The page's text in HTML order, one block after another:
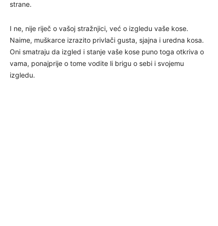
strane.
I ne, nije riječ o vašoj stražnjici, već o izgledu vaše kose.
Naime, muškarce izrazito privlači gusta, sjajna i uredna kosa.
Oni smatraju da izgled i stanje vaše kose puno toga otkriva o
vama, ponajprije o tome vodite li brigu o sebi i svojemu
izgledu.